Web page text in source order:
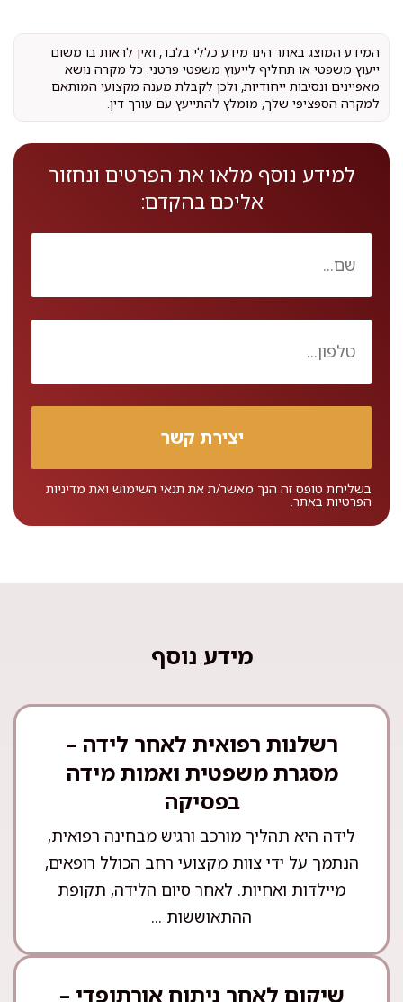
המידע המוצג באתר הינו מידע כללי בלבד, ואין לראות בו משום
ייעוץ משפטי או תחליף לייעוץ משפטי פרטני. כל מקרה נושא
מאפיינים ונסיבות ייחודיות, ולכן לקבלת מענה מקצועי המותאם
למקרה הספציפי שלך, מומלץ להתייעץ עם עורך דין.
למידע נוסף מלאו את הפרטים ונחזור
אליכם בהקדם:
בשליחת טופס זה הנך מאשר/ת את תנאי השימוש ואת מדיניות
הפרטיות באתר.
מידע נוסף
רשלנות רפואית לאחר לידה –
מסגרת משפטית ואמות מידה
בפסיקה
לידה היא תהליך מורכב ורגיש מבחינה רפואית,
הנתמך על ידי צוות מקצועי רחב הכולל רופאים,
מיילדות ואחיות. לאחר סיום הלידה, תקופת
ההתאוששות ...
שיקום לאחר ניתוח אורתופדי –